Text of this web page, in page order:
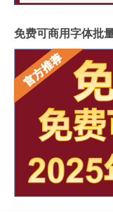
免费可商用字体批